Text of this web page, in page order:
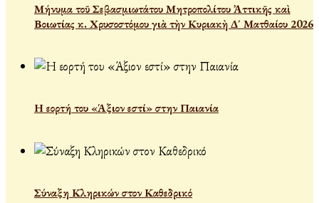
Μήνυμα τοῦ Σεβασμιωτάτου Μητροπολίτου Ἀττικῆς καὶ
Βοιωτίας κ. Χρυσοστόμου γιὰ τὴν Κυριακὴ Δ´ Ματθαίου 2026
Η εορτή του «Άξιον εστί» στην Παιανία
Σύναξη Κληρικών στον Καθεδρικό